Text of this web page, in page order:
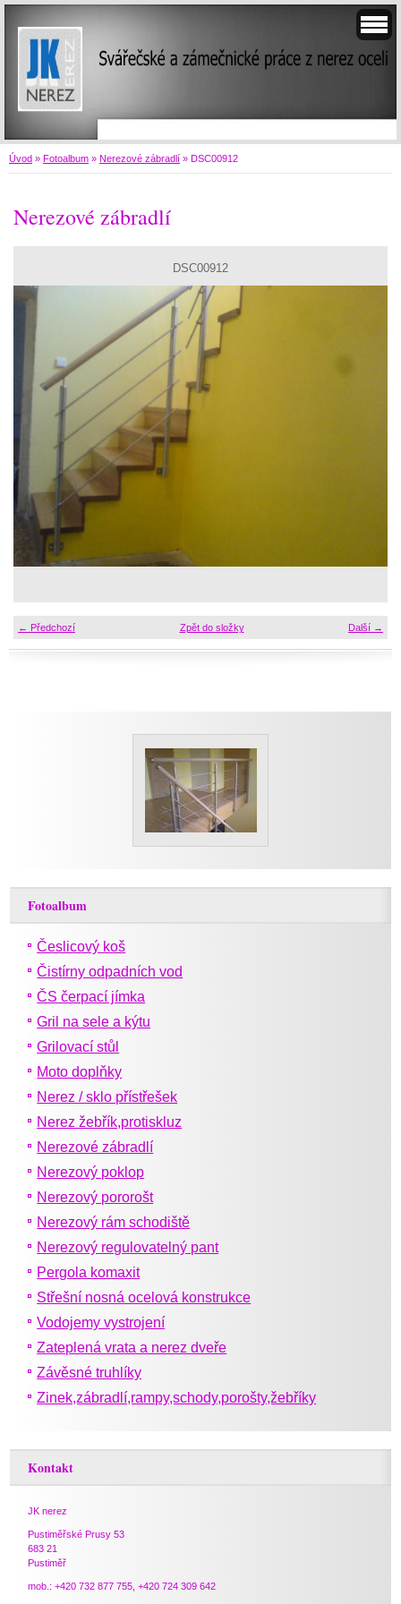
Úvod » Fotoalbum » Nerezové zábradlí » DSC00912
Nerezové zábradlí
DSC00912
← Předchozí Další →
Zpět do složky
Fotoalbum
Česlicový koš
Čistírny odpadních vod
ČS čerpací jímka
Gril na sele a kýtu
Grilovací stůl
Moto doplňky
Nerez / sklo přístřešek
Nerez žebřík,protiskluz
Nerezové zábradlí
Nerezový poklop
Nerezový pororošt
Nerezový rám schodiště
Nerezový regulovatelný pant
Pergola komaxit
Střešní nosná ocelová konstrukce
Vodojemy vystrojení
Zateplená vrata a nerez dveře
Závěsné truhlíky
Zinek,zábradlí,rampy,schody,porošty,žebříky
Kontakt
JK nerez
Pustiměřské Prusy 53
683 21
Pustiměř
mob.: +420 732 877 755, +420 724 309 642